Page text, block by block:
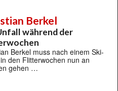
Berkel
während der
Berkel muss nach einem Ski-
den Flitterwochen nun an
gehen …